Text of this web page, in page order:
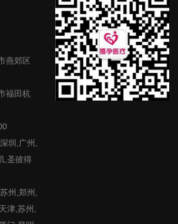
燕郊区
福田杭
圳,广州,
,圣彼得
州,郑州,
津,苏州,